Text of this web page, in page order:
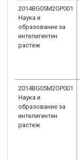
2014BG05M2OP001
Наука и
образование за
интелигентен
растеж
2014BG05M2OP001
Наука и
образование за
интелигентен
растеж